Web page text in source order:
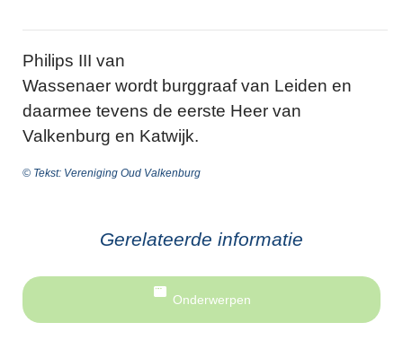
Philips III van
Wassenaer wordt burggraaf van Leiden en
daarmee tevens de eerste Heer van
Valkenburg en Katwijk.
© Tekst: Vereniging Oud Valkenburg
Gerelateerde informatie
Onderwerpen